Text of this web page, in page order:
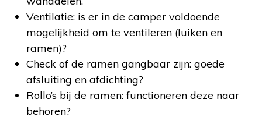
Ventilatie: is er in de camper voldoende
mogelijkheid om te ventileren (luiken en
ramen)?
Check of de ramen gangbaar zijn: goede
afsluiting en afdichting?
Rollo’s bij de ramen: functioneren deze naar
behoren?